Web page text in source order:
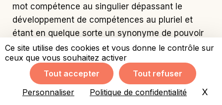
Ce site utilise des cookies et vous donne le contrôle sur
ceux que vous souhaitez activer
Tout accepter
Tout refuser
Personnaliser
Politique de confidentialité X
ainsi une progression complexe menant de la
relative passivité des membres d’une collectivité
à leurengagement les un·es par rapport aux
autres.
Source : NINACS, William A. (2002), Types et
processus d’empowermentdans les initiatives de
développement économique communautaire au